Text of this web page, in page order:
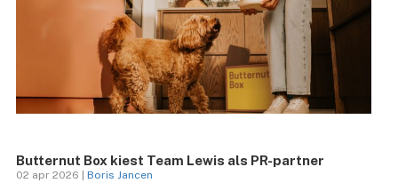
Butternut Box kiest Team Lewis als PR-partner
02 apr 2026 | Boris Jancen